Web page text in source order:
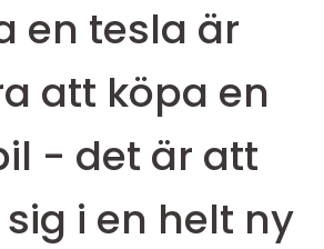
en tesla är
att köpa en
- det är att
i en helt ny